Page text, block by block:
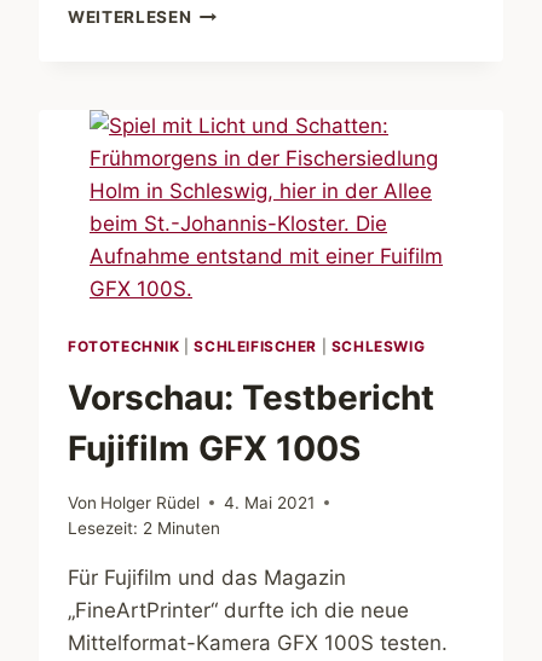
WEITERLESEN DIE
HELDEN
DER
SCHLEI
FOTOTECHNIK |SCHLEIFISCHER SCHLESWIG
Vorschau: Testbericht
Fujifilm GFX 100S
Von Holger Rüdel
4. Mai 2021
Lesezeit: 2 Minuten
Für Fujifilm und das Magazin
„FineArtPrinter“ durfte ich die neue
Mittelformat-Kamera GFX 100S testen.